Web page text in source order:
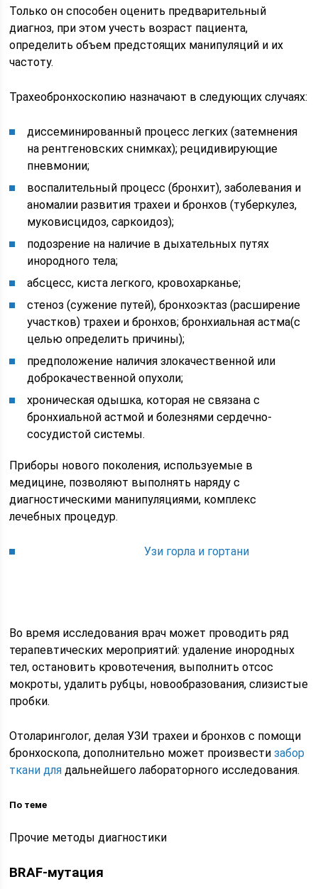
Только он способен оценить предварительный
диагноз, при этом учесть возраст пациента,
определить объем предстоящих манипуляций и их
частоту.
Трахеобронхоскопию назначают в следующих случаях:
диссеминированный процесс легких (затемнения
на рентгеновских снимках); рецидивирующие
пневмонии;
воспалительный процесс (бронхит), заболевания и
аномалии развития трахеи и бронхов (туберкулез,
муковисцидоз, саркоидоз);
подозрение на наличие в дыхательных путях
инородного тела;
абсцесс, киста легкого, кровохарканье;
стеноз (сужение путей), бронхоэктаз (расширение
участков) трахеи и бронхов; бронхиальная астма(с
целью определить причины);
предположение наличия злокачественной или
доброкачественной опухоли;
хроническая одышка, которая не связана с
бронхиальной астмой и болезнями сердечно-
сосудистой системы.
Приборы нового поколения, используемые в
медицине, позволяют выполнять наряду с
диагностическими манипуляциями, комплекс
лечебных процедур.
Узи горла и гортани
Во время исследования врач может проводить ряд
терапевтических мероприятий: удаление инородных
тел, остановить кровотечения, выполнить отсос
мокроты, удалить рубцы, новообразования, слизистые
пробки.
Отоларинголог, делая УЗИ трахеи и бронхов с помощи
бронхоскопа, дополнительно может произвестизабор
ткани для дальнейшего лабораторного исследования.
По теме
Прочие методы диагностики
BRAF-мутация